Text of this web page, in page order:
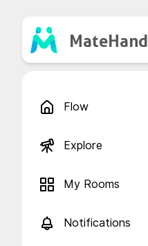
MateHand
Flow
Explore
My Rooms
Notifications